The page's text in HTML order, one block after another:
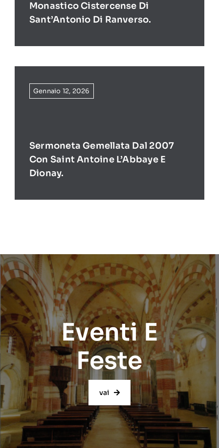
Monastico Cistercense Di
Sant’Antonio Di Ranverso.
Gennaio 12, 2026
Sermoneta Gemellata Dal 2007
Con Saint Antoine L’Abbaye E
Dionay.
Eventi E
Feste
vai